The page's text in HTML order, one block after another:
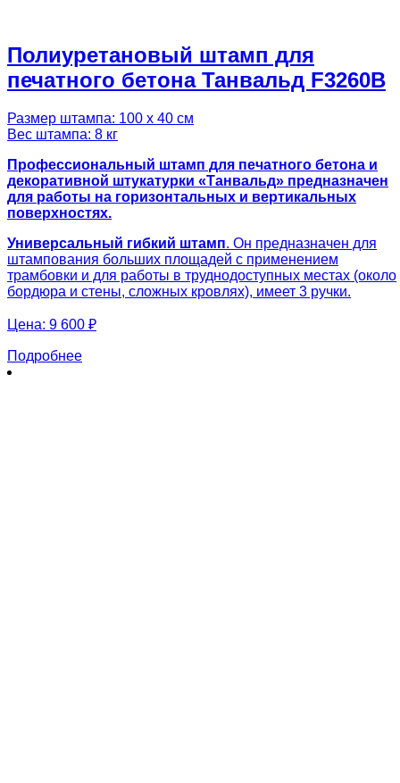
Полиуретановый штамп для
печатного бетона Танвальд F3260B
Размер штампа: 100 х 40 см
Вес штампа: 8 кг
Профессиональный штамп для печатного бетона и
декоративной штукатурки «Танвальд» предназначен
для работы на горизонтальных и вертикальных
поверхностях.
Универсальный гибкий штамп. Он предназначен для
штампования больших площадей с применением
трамбовки и для работы в труднодоступных местах (около
бордюра и стены, сложных кровлях), имеет 3 ручки.
Цена: 9 600 ₽
Подробнее